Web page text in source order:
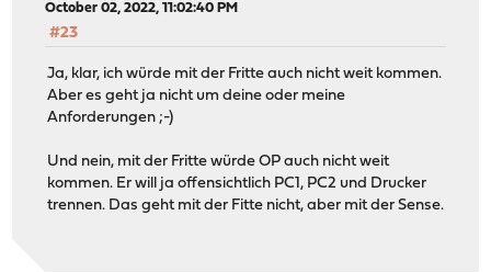
│ │ │ │
│ 2 x UBNT
│UniFI AP AC Pro ├───────┘
│ │
October 02, 2022, 11:02:40 PM
#23
Ja, klar, ich würde mit der Fritte auch nicht weit kommen.
Aber es geht ja nicht um deine oder meine
Anforderungen ;-)
Und nein, mit der Fritte würde OP auch nicht weit
kommen. Er will ja offensichtlich PC1, PC2 und Drucker
trennen. Das geht mit der Fitte nicht, aber mit der Sense.